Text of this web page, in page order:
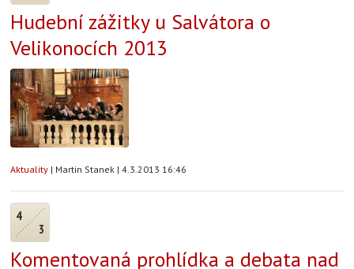
Hudební zážitky u Salvátora o
Velikonocích 2013
Aktuality | Martin Stanek | 4.3.2013 16:46
4
3
Komentovaná prohlídka a debata nad